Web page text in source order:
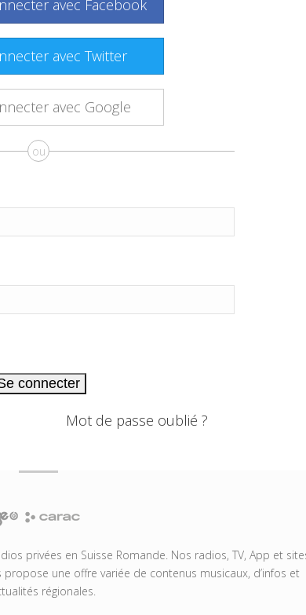
avec Facebook
avec Twitter
avec Google
ou
connecter
Mot de passe oublié ?
privées en Suisse Romande. Nos radios, TV, App et
une offre variée de contenus musicaux, d’infos et
régionales.